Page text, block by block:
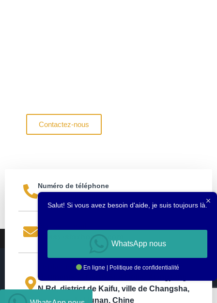
Contactez-nous
Numéro de téléphone
+86 152 0085 2065
Emplacement
Bâtiments 2, North Star Delta, Xiangjiang
N Rd, district de Kaifu, ville de Changsha,
province du Hunan, Chine
Salut! Si vous avez besoin d'aide, je suis toujours là.
WhatsApp nous
En ligne | Politique de confidentialité